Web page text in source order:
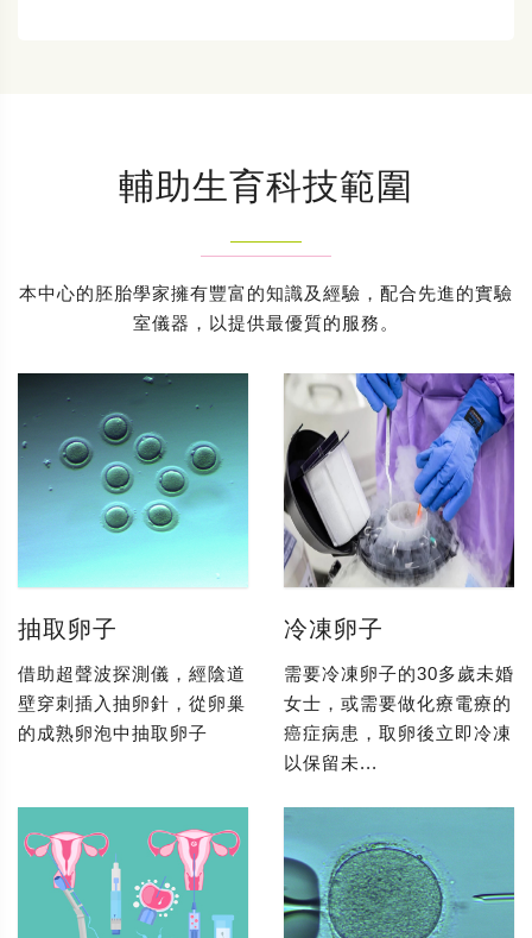
輔助生育科技範圍
本中心的胚胎學家擁有豐富的知識及經驗，配合先進的實驗
室儀器，以提供最優質的服務。
抽取卵子
借助超聲波探測儀，經陰道
壁穿刺插入抽卵針，從卵巢
的成熟卵泡中抽取卵子
冷凍卵子
需要冷凍卵子的30多歲未婚
女士，或需要做化療電療的
癌症病患，取卵後立即冷凍
以保留未...